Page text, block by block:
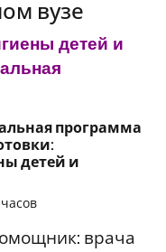
вузе
детей и
программа
детей и
врача